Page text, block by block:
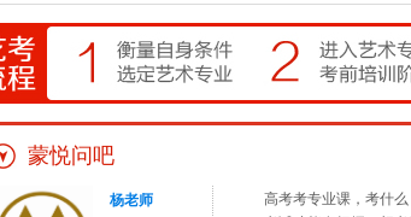
蒙悦问吧
杨老师
你想学习播音主持专
合类的大学都有这个
不高，是一般大学录
的一年多的时间，你
本大学问题还是不大
考试才能有把握。想